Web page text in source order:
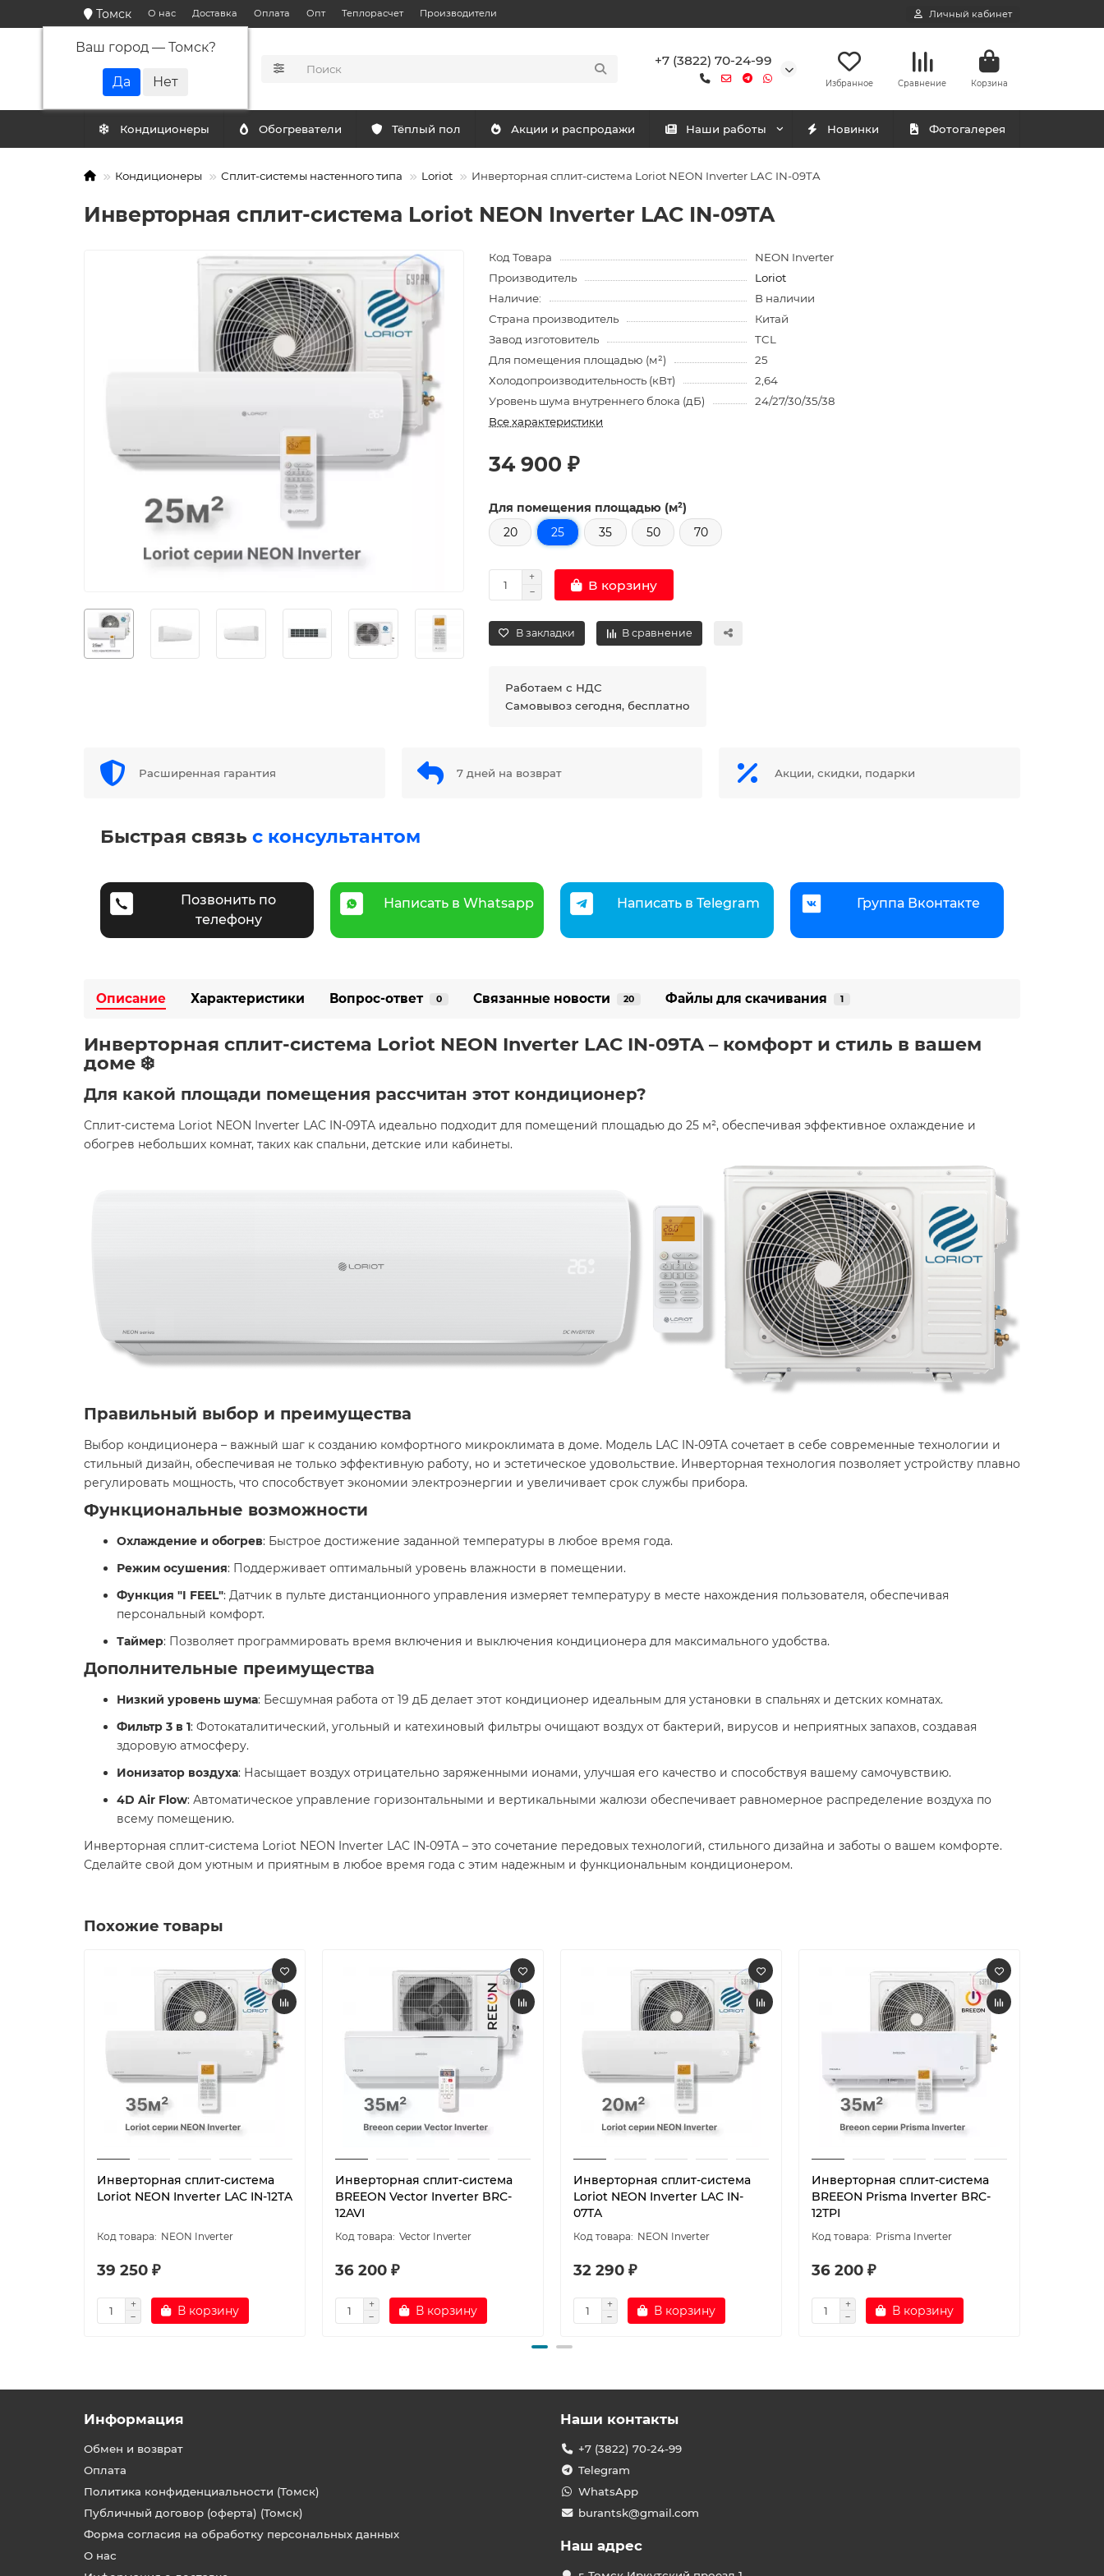
Томск
Ваш город — Томск?
О нас Доставка Оплата Опт Теплорасчет Производители Личный кабинет
+7 (3822) 70-24-99
Избранное Сравнение Корзина
Кондиционеры Обогреватели Тёплый пол Акции и распродажи Наши работы Новинки Фотогалерея
Кондиционеры Сплит-системы настенного типа Loriot Инверторная сплит-система Loriot NEON Inverter LAC IN-09TA
Инверторная сплит-система Loriot NEON Inverter LAC IN-09TA
Код Товара
NEON Inverter
Производитель
Loriot
Наличие:
В наличии
Страна производитель
Китай
Завод изготовитель
TCL
Для помещения площадью (м²)
25
Холодопроизводительность (кВт)
2,64
Уровень шума внутреннего блока (дБ)
24/27/30/35/38
Все характеристики
34 900 ₽
Для помещения площадью (м²)
20
25 35 50 70
В корзину
В закладки В сравнение
Работаем с НДС
Самовывоз сегодня, бесплатно
Расширенная гарантия 7 дней на возврат Акции, скидки, подарки
Быстрая связь с консультантом
Позвонить по
телефону
Написать в Whatsapp Написать в Telegram Группа Вконтакте
Описание Характеристики Вопрос-ответ 0 Связанные новости 20 Файлы для скачивания 1
Инверторная сплит-система Loriot NEON Inverter LAC IN-09TA – комфорт и стиль в вашем
доме ❄️
Для какой площади помещения рассчитан этот кондиционер?
Сплит-система Loriot NEON Inverter LAC IN-09TA идеально подходит для помещений площадью до 25 м², обеспечивая эффективное охлаждение и
обогрев небольших комнат, таких как спальни, детские или кабинеты.
Правильный выбор и преимущества
Выбор кондиционера – важный шаг к созданию комфортного микроклимата в доме. Модель LAC IN-09TA сочетает в себе современные технологии и
стильный дизайн, обеспечивая не только эффективную работу, но и эстетическое удовольствие. Инверторная технология позволяет устройству плавно
регулировать мощность, что способствует экономии электроэнергии и увеличивает срок службы прибора.
Функциональные возможности
Охлаждение и обогрев: Быстрое достижение заданной температуры в любое время года.
Режим осушения: Поддерживает оптимальный уровень влажности в помещении.
Функция "I FEEL": Датчик в пульте дистанционного управления измеряет температуру в месте нахождения пользователя, обеспечивая
персональный комфорт.
Таймер: Позволяет программировать время включения и выключения кондиционера для максимального удобства.
Дополнительные преимущества
Низкий уровень шума: Бесшумная работа от 19 дБ делает этот кондиционер идеальным для установки в спальнях и детских комнатах.
Фильтр 3 в 1: Фотокаталитический, угольный и катехиновый фильтры очищают воздух от бактерий, вирусов и неприятных запахов, создавая
здоровую атмосферу.
Ионизатор воздуха: Насыщает воздух отрицательно заряженными ионами, улучшая его качество и способствуя вашему самочувствию.
4D Air Flow: Автоматическое управление горизонтальными и вертикальными жалюзи обеспечивает равномерное распределение воздуха по
всему помещению.
Инверторная сплит-система Loriot NEON Inverter LAC IN-09TA – это сочетание передовых технологий, стильного дизайна и заботы о вашем комфорте.
Сделайте свой дом уютным и приятным в любое время года с этим надежным и функциональным кондиционером.
Похожие товары
Инверторная сплит-система
Loriot NEON Inverter LAC IN-12TA
NEON Inverter
39 250 ₽
В корзину
Инверторная сплит-система
BREEON Vector Inverter BRC-
12AVI
Vector Inverter
36 200 ₽
В корзину
Инверторная сплит-система
Loriot NEON Inverter LAC IN-
07TA
NEON Inverter
32 290 ₽
В корзину
Инверторная сплит-система
BREEON Prisma Inverter BRC-
12TPI
Prisma Inverter
36 200 ₽
В корзину
Информация
Обмен и возврат
Оплата
Политика конфиденциальности (Томск)
Публичный договор (оферта) (Томск)
Форма согласия на обработку персональных данных
О нас
Наши контакты
+7 (3822) 70-24-99
Telegram
WhatsApp
burantsk@gmail.com
Наш адрес